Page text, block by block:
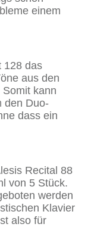
einem
128 das
aus den
kann
den Duo-
dass ein
Recital 88
von 5 Stück.
werden
Klavier
also für